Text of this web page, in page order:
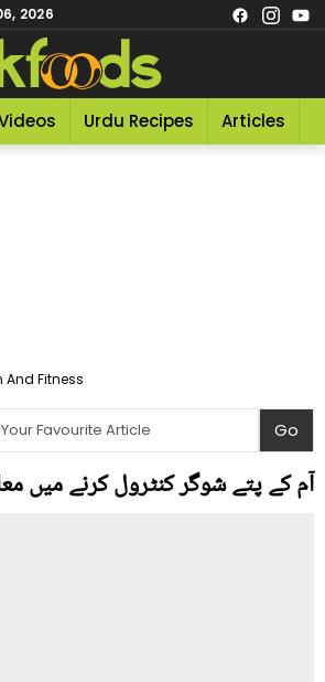
2026
Urdu Recipes Articles
And Fitness
آم کے پتے شوگر کنٹرول کرنے میں